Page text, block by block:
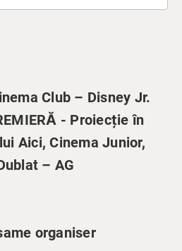
Club – Disney Jr.
- Proiecție în
Aici, Cinema Junior,
– AG
organiser